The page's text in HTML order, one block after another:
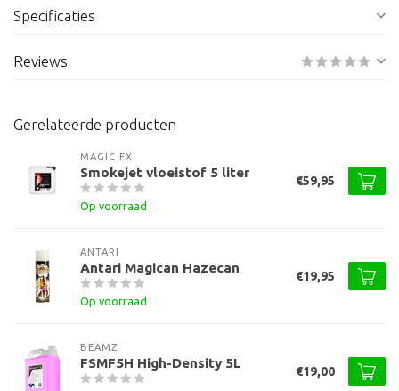
Specificaties
Reviews
Gerelateerde producten
MAGIC FX
Smokejet vloeistof 5 liter
Op voorraad
€59,95
ANTARI
Antari Magican Hazecan
Op voorraad
€19,95
BEAMZ
FSMF5H High-Density 5L
€19,00